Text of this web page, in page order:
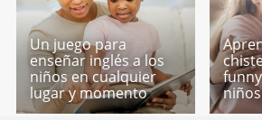
Un juego para
enseñar inglés a los
niños en cualquier
lugar y momento
niños